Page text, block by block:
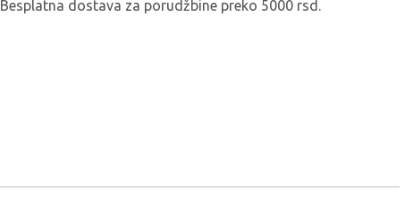
Besplatna dostava za porudžbine preko 5000 rsd.